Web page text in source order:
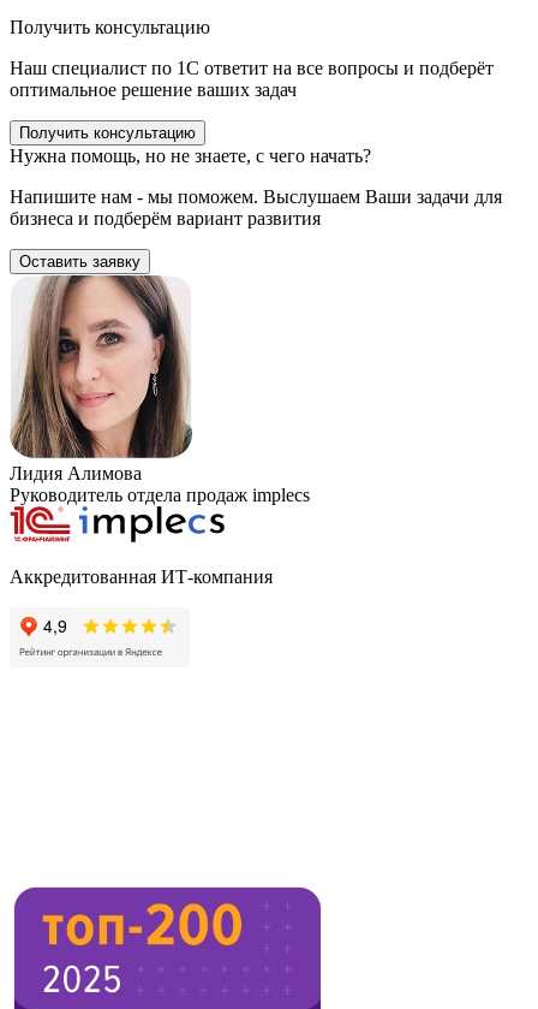
Получить консультацию
Наш специалист по 1С ответит на все вопросы и подберёт
оптимальное решение ваших задач
Получить консультацию
Нужна помощь, но не знаете, с чего начать?
Напишите нам - мы поможем. Выслушаем Ваши задачи для
бизнеса и подберём вариант развития
Оставить заявку
Лидия Алимова
Руководитель отдела продаж implecs
Аккредитованная ИТ-компания